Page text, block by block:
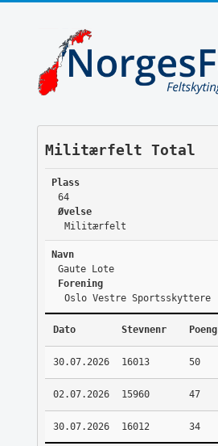
Militærfelt Total
Plass
64
Øvelse
Militærfelt
Navn
Gaute Lote
Forening
Oslo Vestre Sportsskyttere
Dato Stevnenr Poeng
30.07.2026 16013 50
02.07.2026 15960 47
30.07.2026 16012 34